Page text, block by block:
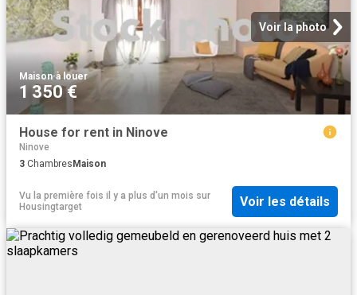
Voir la photo
Maison·à louer
1 350 €
House for rent in Ninove
Ninove
3 Chambres Maison
Vu la première fois il y a plus d'un mois sur
Housingtarget
Voir les détails